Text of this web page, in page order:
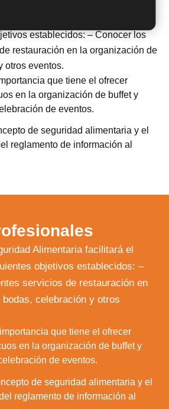
establecidos: – Conocer los
restauración en la organización de
otros eventos.
que tiene el ofrecer
en la organización de buffet y
de eventos.
de seguridad alimentaria y el
reglamento de información al
Alimentaria facilitará el
objetivos establecidos: –
servicios de restauración en
bodas, celebración y otros
que tiene el ofrecer
en la organización de buffet y
de eventos.
de seguridad alimentaria y el
reglamento de información al